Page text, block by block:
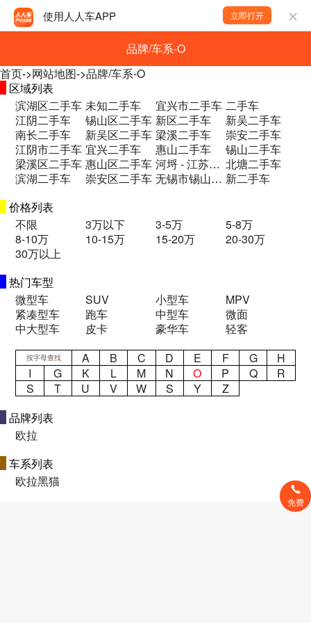
使用人人车APP 立即打开
品牌/车系-O
首页->网站地图->品牌/车系-O
区域列表
滨湖区二手车 未知二手车 宜兴市二手车 二手车
江阴二手车
锡山区二手车 新区二手车
新吴二手车
南长二手车
新吴区二手车 梁溪二手车
崇安二手车
江阴市二手车 宜兴二手车 惠山二手车
锡山二手车
梁溪区二手车 惠山区二手车 河埒 - 江苏省无锡市滨湖区青祁桥二手车 北塘二手车
滨湖二手车
崇安区二手车 无锡市锡山区锡沪中路2号卜蜂莲花广场3楼二手车 新二手车
价格列表
不限
3万以下 3-5万
5-8万
8-10万
10-15万 15-20万
20-30万
30万以上
热门车型
微型车
SUV 小型车
MPV
紧凑型车
跑车 中型车
微面
中大型车
皮卡 豪华车 轻客
按字母查找 A B C D E F G
H
I
G K L M N O P Q
R
S
T U V W S Y
Z
品牌列表
欧拉
车系列表
欧拉黑猫
免费